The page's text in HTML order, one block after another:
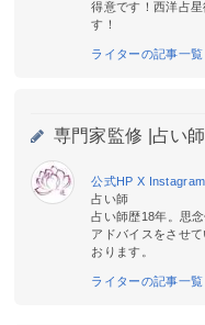
得意です！西洋占
す！
ライターの記事一覧
専門家監修 | 占い
公式HP X Instagram
占い師
占い師歴18年。思
アドバイスをさせ
おります。
ライターの記事一覧